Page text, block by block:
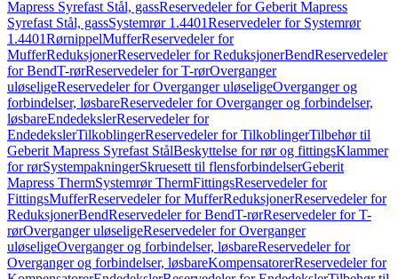
Mapress Syrefast Stål, gassReservedeler for Geberit Mapress
Syrefast Stål, gassSystemrør 1.4401Reservedeler for Systemrør
1.4401RørnippelMufferReservedeler for
MufferReduksjonerReservedeler for ReduksjonerBendReservedeler
for BendT-rørReservedeler for T-rørOverganger
uløseligeReservedeler for Overganger uløseligeOverganger og
forbindelser, løsbareReservedeler for Overganger og forbindelser,
løsbareEndedekslerReservedeler for
EndedekslerTilkoblingerReservedeler for TilkoblingerTilbehør til
Geberit Mapress Syrefast StålBeskyttelse for rør og fittingsKlammer
for rørSystempakningerSkruesett til flensforbindelserGeberit
Mapress ThermSystemrør ThermFittingsReservedeler for
FittingsMufferReservedeler for MufferReduksjonerReservedeler for
ReduksjonerBendReservedeler for BendT-rørReservedeler for T-
rørOverganger uløseligeReservedeler for Overganger
uløseligeOverganger og forbindelser, løsbareReservedeler for
Overganger og forbindelser, løsbareKompensatorerReservedeler for